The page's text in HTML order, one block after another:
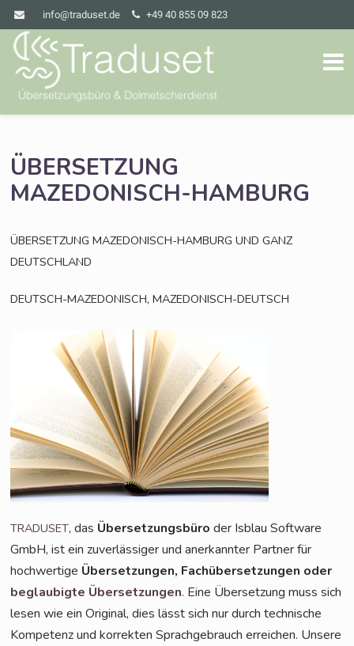
info@traduset.de +49 40 855 09 823
ÜBERSETZUNG
MAZEDONISCH-HAMBURG
ÜBERSETZUNG MAZEDONISCH-HAMBURG UND GANZ
DEUTSCHLAND
DEUTSCH-MAZEDONISCH,MAZEDONISCH-DEUTSCH
TRADUSET, das Über­set­zungs­bü­roder Isblau Soft­ware
GmbH, ist ein zuver­läs­si­ger und aner­kann­ter Part­ner für
hoch­wer­ti­ge Über­set­zun­gen, Fach­über­set­zun­gen oder
beglau­big­te Über­set­zun­gen. Eine Über­set­zung muss sich
lesen wie ein Ori­gi­nal, dies lässt sich nur durch tech­ni­sche
Kom­pe­tenz und kor­rek­ten Sprach­ge­brauch errei­chen. Unse­re